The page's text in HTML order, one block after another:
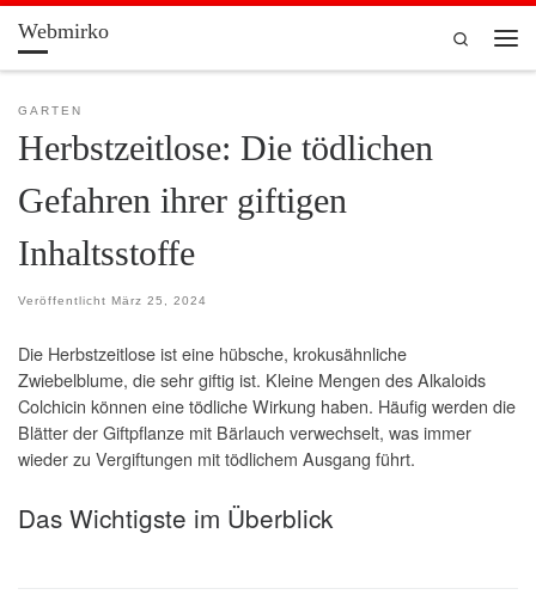
Zum Inhalt springen
Webmirko
Search
GARTEN
Herbstzeitlose: Die tödlichen
Gefahren ihrer giftigen
Inhaltsstoffe
Veröffentlicht März 25, 2024
Die Herbstzeitlose ist eine hübsche, krokusähnliche
Zwiebelblume, die sehr giftig ist. Kleine Mengen des Alkaloids
Colchicin können eine tödliche Wirkung haben. Häufig werden die
Blätter der Giftpflanze mit Bärlauch verwechselt, was immer
wieder zu Vergiftungen mit tödlichem Ausgang führt.
Das Wichtigste im Überblick